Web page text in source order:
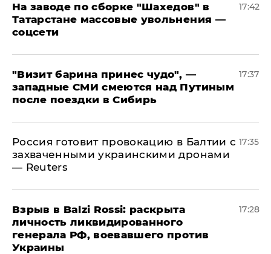
На заводе по сборке "Шахедов" в
Татарстане массовые увольнения —
соцсети
17:42
"Визит барина принес чудо", —
западные СМИ смеются над Путиным
после поездки в Сибирь
17:37
​Россия готовит провокацию в Балтии с
захваченными украинскими дронами
— Reuters
17:35
​Взрыв в Balzi Rossi: раскрыта
личность ликвидированного
генерала РФ, воевавшего против
Украины
17:28